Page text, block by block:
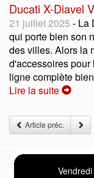
Ducati X-Diavel
21 juillet 2025 - La
qui porte bien son
des villes. Alors la
d'accessoires
ligne complète
Lire la suite
Article préc.